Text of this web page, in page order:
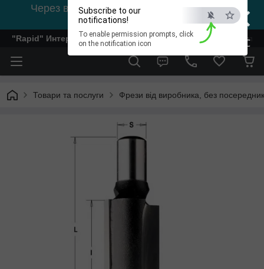
×
ESC
Subscribe to our
notifications!
To enable permission prompts, click
on the notification icon
Через відсутність світла, зв'язок на viber
0978002056
"Rapid" Интернет-магазин деревообрабатывающего
Товари та послуги Фрези від виробника, без